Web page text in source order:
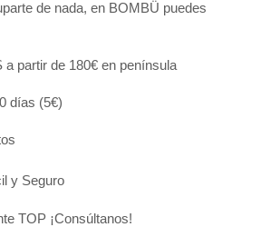
de nada, en BOMBÜ puedes
a partir de 180€ en península
días (5€)
y Seguro
TOP ¡Consúltanos!